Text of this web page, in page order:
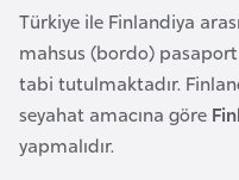
Türkiye ile Finlandiya
mahsus (bordo)
tabi tutulmaktadır.
seyahat amacına göre
yapmalıdır.
r
y
a
A